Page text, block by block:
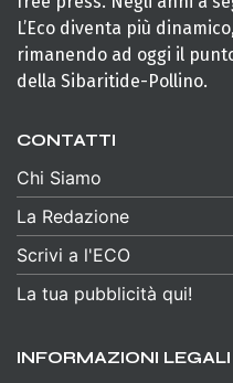
L’Eco diventa più
rimanendo ad oggi il
della Sibaritide-Pollino.
CONTATTI
Chi Siamo
La Redazione
Scrivi a l'ECO
La tua pubblicità qui!
INFORMAZIONI LEGALI